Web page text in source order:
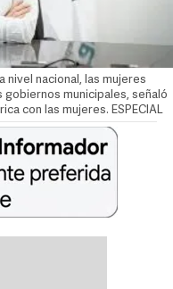
nivel nacional, las mujeres
municipales, señaló
con las mujeres. ESPECIAL